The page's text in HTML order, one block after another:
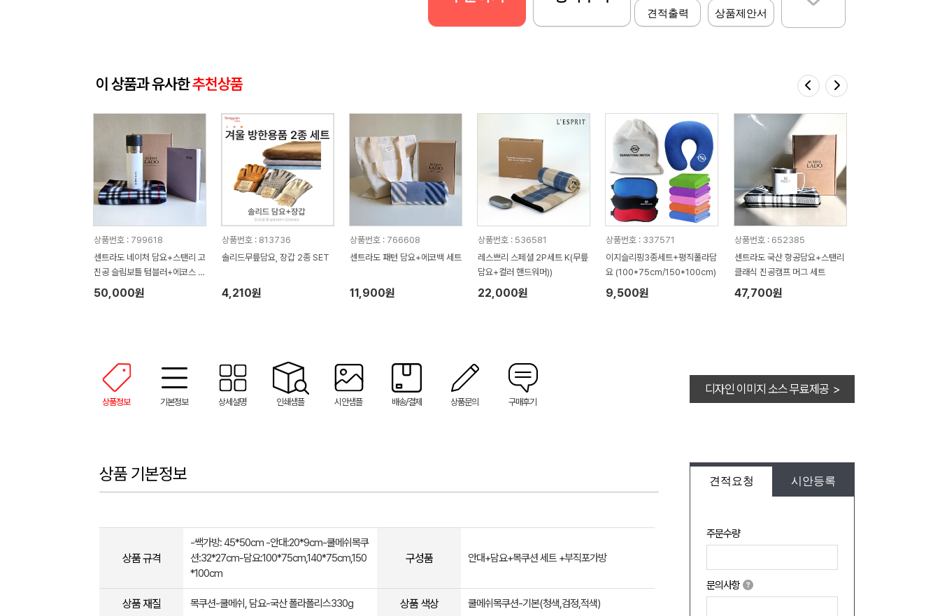
견적출력 상품제안서
이 상품과 유사한추천상품
상품번호 : 799618
센트라도 네이처 담요+스탠리 고
진공 슬림보틀 텀블러+에코스 다
이어리 세트
50,000원
상품번호 : 813736
솔리드무릎담요, 장갑 2종 SET
4,210원
상품번호 : 766608
센트라도 패턴 담요+에코백 세트
11,900원
상품번호 : 536581
레스쁘리 스페셜 2P세트 K(무릎
담요+컬러 핸드워머))
22,000원
상품번호 : 337571
이지슬리핑3종세트+평직폴라담
요 (100*75cm/150*100cm)
9,500원
상품번호 : 652385
센트라도 국산 항공담요+스탠리
클래식 진공캠프 머그 세트
47,700원
상품정보 기본정보 상세설명 인쇄샘플 시안샘플 배송/결제 상품문의 구매후기
디자인 이미지 소스 무료제공 >
견적요청 시안등록
주문수량
문의사항
상품 기본정보
상품 규격
-쌕가방: 45*50cm -안대:20*9cm-쿨메쉬목쿠
션:32*27cm-담요:100*75cm,140*75cm,150
*100cm
구성품 안대+담요+목쿠션 세트 +부직포가방
상품 재질 목쿠션-쿨메쉬, 담요-국산 폴라폴리스330g 상품 색상 쿨메쉬목쿠션-기본(청색,검정,적색)